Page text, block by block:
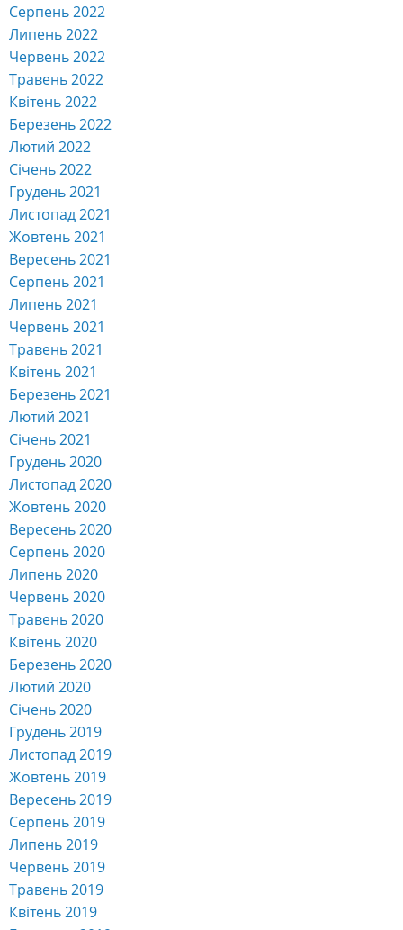
Серпень 2022
Липень 2022
Червень 2022
Травень 2022
Квітень 2022
Березень 2022
Лютий 2022
Січень 2022
Грудень 2021
Листопад 2021
Жовтень 2021
Вересень 2021
Серпень 2021
Липень 2021
Червень 2021
Травень 2021
Квітень 2021
Березень 2021
Лютий 2021
Січень 2021
Грудень 2020
Листопад 2020
Жовтень 2020
Вересень 2020
Серпень 2020
Липень 2020
Червень 2020
Травень 2020
Квітень 2020
Березень 2020
Лютий 2020
Січень 2020
Грудень 2019
Листопад 2019
Жовтень 2019
Вересень 2019
Серпень 2019
Липень 2019
Червень 2019
Травень 2019
Квітень 2019